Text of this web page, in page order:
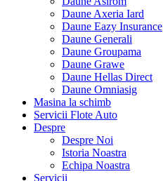
Daune Axeria Iard
Daune Eazy Insurance
Daune Generali
Daune Groupama
Daune Grawe
Daune Hellas Direct
Daune Omniasig
Masina la schimb
Servicii Flote Auto
Despre
Despre Noi
Istoria Noastra
Echipa Noastra
Servicii